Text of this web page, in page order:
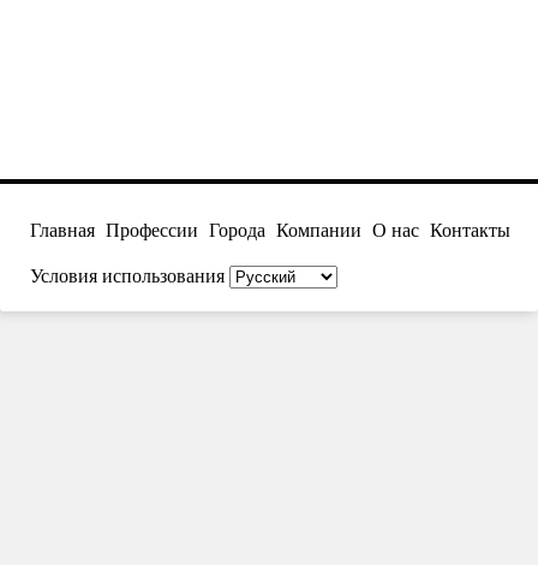
Главная Профессии Города Компании О нас Контакты
Условия использования